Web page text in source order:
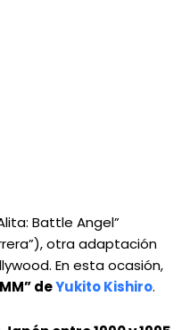
Battle Angel”
otra adaptación
En esta ocasión,
deYukito Kishiro.